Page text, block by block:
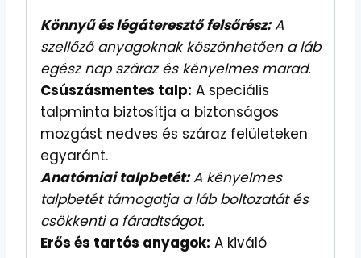
Könnyű és légáteresztő felsőrész:A
szellőző anyagoknak köszönhetően a láb
egész nap száraz és kényelmes marad.
Csúszásmentes talp: A speciális
talpminta biztosítja a biztonságos
mozgást nedves és száraz felületeken
egyaránt.
Anatómiai talpbetét:A kényelmes
talpbetét támogatja a láb boltozatát és
csökkenti a fáradtságot.
Erős és tartós anyagok: A kiváló